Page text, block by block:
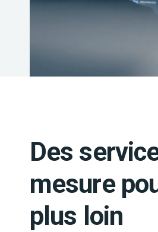
Des
mesure
plus loin